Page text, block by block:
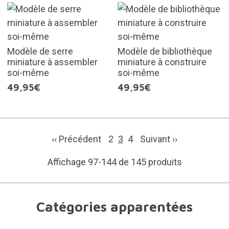
Modèle de serre
miniature à assembler
soi-même
49,95€
Modèle de bibliothèque
miniature à construire
soi-même
49,95€
‹‹ Précédent 2 3 4 Suivant ››
Affichage 97-144 de 145 produits
Catégories apparentées